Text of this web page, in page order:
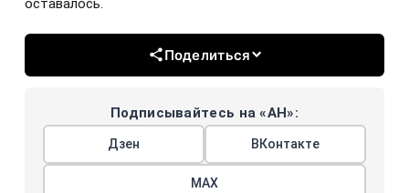
оставалось.
Поделиться
Подписывайтесь на «АН»:
Дзен ВКонтакте
МАХ